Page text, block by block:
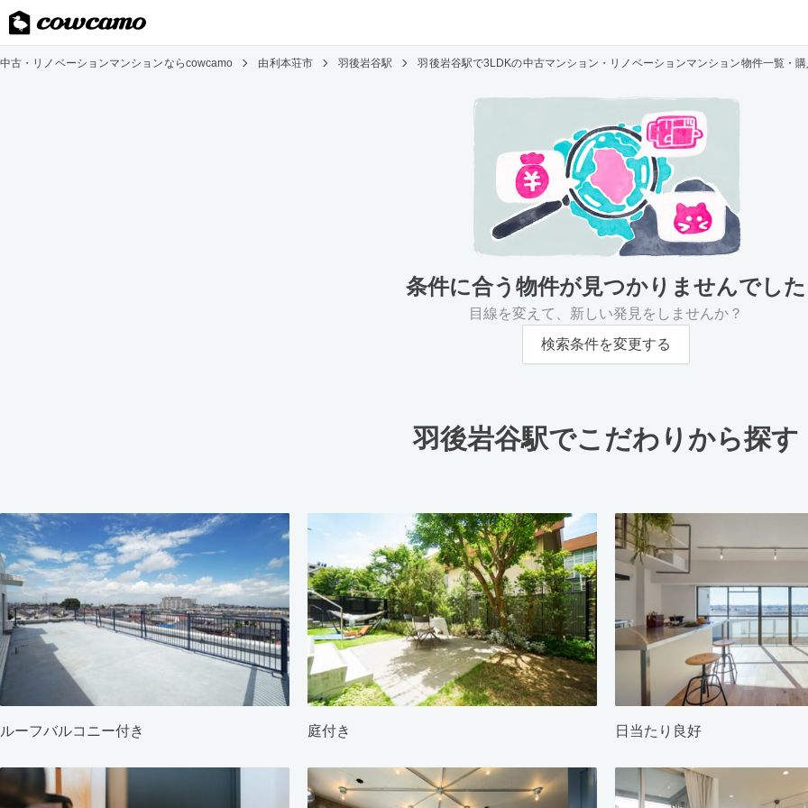
中古・リノベーションマンションならcowcamo 由利本荘市 羽後岩谷駅 羽後岩谷駅で3LDKの中古マンション・リノベーションマンション物件一覧・
条件に合う物件が見つかりませんでした
目線を変えて、新しい発見をしませんか？
検索条件を変更する
羽後岩谷駅でこだわりから探す
ルーフバルコニー付き 庭付き 日当たり良好